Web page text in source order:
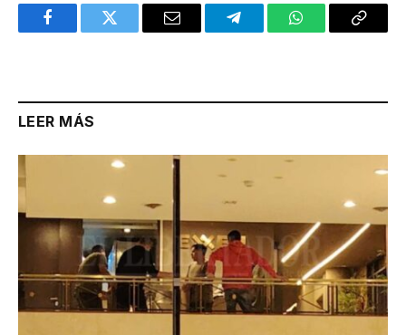
FacebookTwitter Email TelegramWhatsAppCopy
LEER MÁS